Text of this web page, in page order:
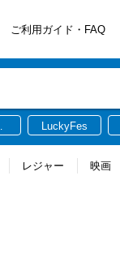
ご利用ガイド・FAQ
LuckyFes
レジャー 映画